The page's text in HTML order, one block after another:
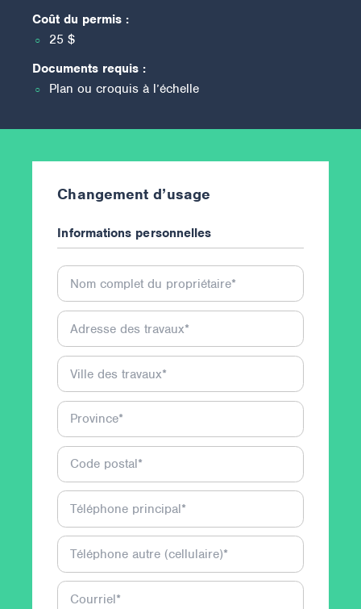
Coût du permis :
25 $
Documents requis :
Plan ou croquis à l’échelle
Changement d’usage
Informations personnelles
Nom complet du propriétaire*
Adresse des travaux*
Ville des travaux*
Province*
Code postal*
Téléphone principal*
Téléphone autre (cellulaire)*
Courriel*